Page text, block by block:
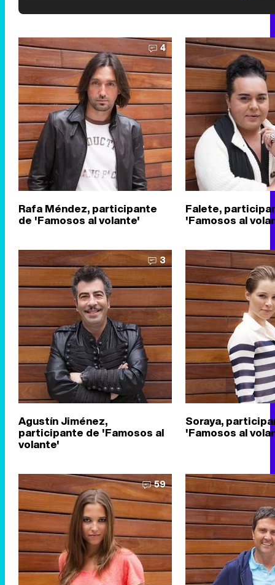
4
Rafa Méndez, participante
de 'Famosos al volante'
Falete,
'Famosos al
3
Agustín Jiménez,
participante de 'Famosos al
volante'
Soraya,
'Famosos al
59